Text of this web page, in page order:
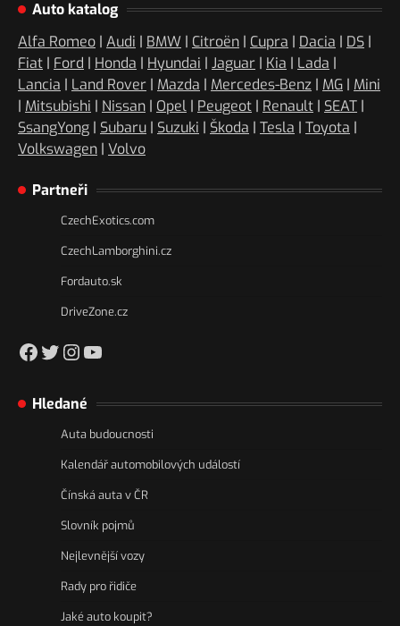
Auto katalog
Alfa Romeo | Audi | BMW | Citroën | Cupra | Dacia | DS |
Fiat | Ford | Honda | Hyundai | Jaguar | Kia | Lada |
Lancia | Land Rover | Mazda | Mercedes-Benz | MG | Mini
| Mitsubishi | Nissan | Opel | Peugeot | Renault | SEAT |
SsangYong | Subaru | Suzuki | Škoda | Tesla | Toyota |
Volkswagen | Volvo
Partneři
CzechExotics.com
CzechLamborghini.cz
Fordauto.sk
DriveZone.cz
https://www.facebook.com/csakacz
Twitter
Instagram
YouTube
Hledané
Auta budoucnosti
Kalendář automobilových událostí
Čínská auta v ČR
Slovník pojmů
Nejlevnější vozy
Rady pro řidiče
Jaké auto koupit?